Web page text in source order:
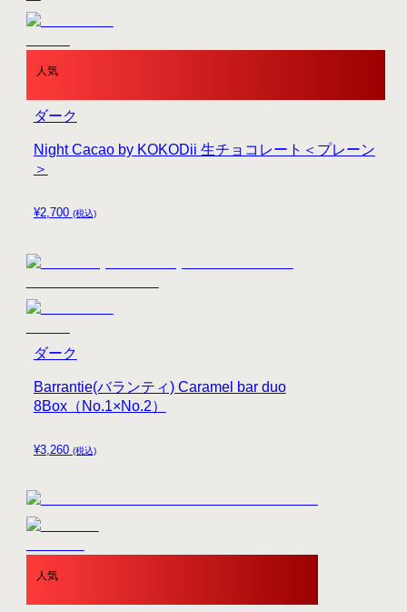
人気
¥2,700 (税込)
Night Cacao by KOKODii 生チョコレート＜プレーン
＞
ダーク
¥3,260 (税込)
Barrantie(バランティ) Caramel bar duo
8Box（No.1×No.2）
ダーク
人気